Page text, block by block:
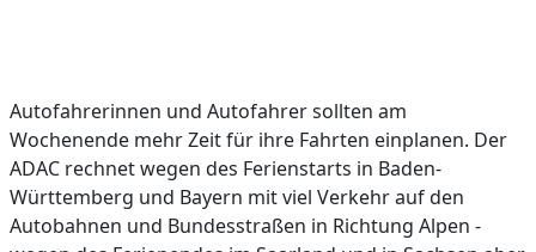
Autofahrerinnen und Autofahrer sollten am
Wochenende mehr Zeit für ihre Fahrten einplanen. Der
ADAC rechnet wegen des Ferienstarts in Baden-
Württemberg und Bayern mit viel Verkehr auf den
Autobahnen und Bundesstraßen in Richtung Alpen -